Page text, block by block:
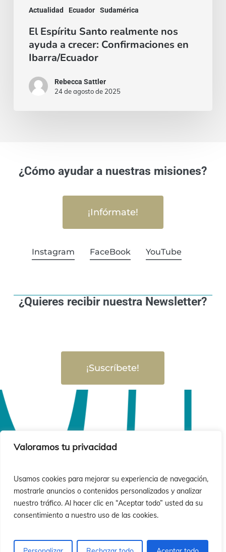
Valoramos tu privacidad
Usamos cookies para mejorar su experiencia de navegación,
mostrarle anuncios o contenidos personalizados y analizar
nuestro tráfico. Al hacer clic en “Aceptar todo” usted da su
consentimiento a nuestro uso de las cookies.
Actualidad Ecuador Sudamérica
Ibarra/Ecuador
El Espíritu Santo realmente nos
ayuda a crecer: Confirmaciones en
Ibarra/Ecuador
Rebecca Sattler
24 de agosto de 2025
¿Cómo ayudar a nuestras misiones?
¡Infórmate!
Instagram FaceBook YouTube
¿Quieres recibir nuestra Newsletter?
¡Suscríbete!